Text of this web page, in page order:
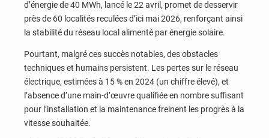
d’énergie de 40 MWh, lancé le 22 avril, promet de desservir
près de 60 localités reculées d’ici mai 2026, renforçant ainsi
la stabilité du réseau local alimenté par énergie solaire.
Pourtant, malgré ces succès notables, des obstacles
techniques et humains persistent. Les pertes sur le réseau
électrique, estimées à 15 % en 2024 (un chiffre élevé), et
l’absence d’une main-d’œuvre qualifiée en nombre suffisant
pour l’installation et la maintenance freinent les progrès à la
vitesse souhaitée.